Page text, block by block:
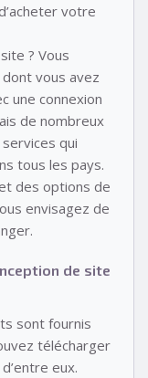
votre
? Vous
vous avez
une connexion
de nombreux
qui
tous les pays.
des options de
envisagez de
de site
sont fournis
télécharger
eux.